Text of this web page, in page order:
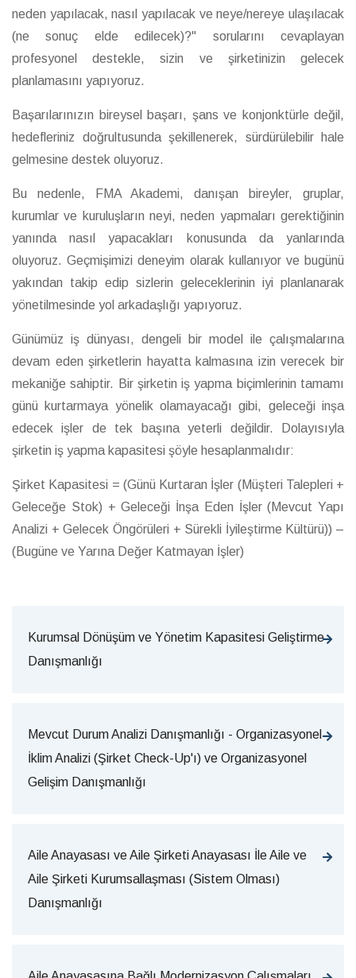
neden yapılacak, nasıl yapılacak ve neye/nereye ulaşılacak
(ne sonuç elde edilecek)?" sorularını cevaplayan
profesyonel destekle, sizin ve şirketinizin gelecek
planlamasını yapıyoruz.
Başarılarınızın bireysel başarı, şans ve konjonktürle değil,
hedefleriniz doğrultusunda şekillenerek, sürdürülebilir hale
gelmesine destek oluyoruz.
Bu nedenle, FMA Akademi, danışan bireyler, gruplar,
kurumlar ve kuruluşların neyi, neden yapmaları gerektiğinin
yanında nasıl yapacakları konusunda da yanlarında
oluyoruz. Geçmişimizi deneyim olarak kullanıyor ve bugünü
yakından takip edip sizlerin geleceklerinin iyi planlanarak
yönetilmesinde yol arkadaşlığı yapıyoruz.
Günümüz iş dünyası, dengeli bir model ile çalışmalarına
devam eden şirketlerin hayatta kalmasına izin verecek bir
mekaniğe sahiptir. Bir şirketin iş yapma biçimlerinin tamamı
günü kurtarmaya yönelik olamayacağı gibi, geleceği inşa
edecek işler de tek başına yeterli değildir. Dolayısıyla
şirketin iş yapma kapasitesi şöyle hesaplanmalıdır:
Şirket Kapasitesi = (Günü Kurtaran İşler (Müşteri Talepleri +
Geleceğe Stok) + Geleceği İnşa Eden İşler (Mevcut Yapı
Analizi + Gelecek Öngörüleri + Sürekli İyileştirme Kültürü)) –
(Bugüne ve Yarına Değer Katmayan İşler)
Kurumsal Dönüşüm ve Yönetim Kapasitesi Geliştirme
Danışmanlığı
Mevcut Durum Analizi Danışmanlığı - Organizasyonel
İklim Analizi (Şirket Check-Up'ı) ve Organizasyonel
Gelişim Danışmanlığı
Aile Anayasası ve Aile Şirketi Anayasası İle Aile ve
Aile Şirketi Kurumsallaşması (Sistem Olması)
Danışmanlığı